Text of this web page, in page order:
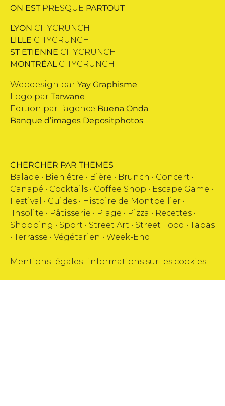
ON EST PRESQUE PARTOUT
LYON CITYCRUNCH
LILLE CITYCRUNCH
ST ETIENNE CITYCRUNCH
MONTRÉAL CITYCRUNCH
Webdesign par Yay Graphisme
Logo par Tarwane
Edition par l’agence Buena Onda
Banque d’images Depositphotos
CHERCHER PAR THEMES
Balade • Bien être • Bière • Brunch • Concert •
Canapé • Cocktails • Coffee Shop • Escape Game •
Festival
• Guides • Histoire de Montpellier •
Insolite • Pâtisserie • Plage • Pizza • Recettes •
Shopping • Sport • Street Art • Street Food • Tapas
• Terrasse • Végétarien • Week-End
Mentions légales- informations sur les cookies